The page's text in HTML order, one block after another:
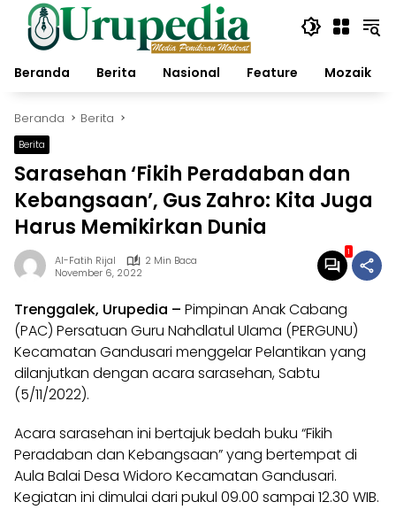
Langsung
konten
Beranda
Berita Nasional Feature Mozaik
Beranda Berita
Berita
Sarasehan ‘Fikih Peradaban dan
Kebangsaan’, Gus Zahro: Kita Juga
Harus Memikirkan Dunia
Al-Fatih Rijal
2 Min Baca
November 6, 2022
1
Trenggalek, Urupedia – Pimpinan Anak Cabang
(PAC) Persatuan Guru Nahdlatul Ulama (PERGUNU)
Kecamatan Gandusari menggelar Pelantikan yang
dilanjutkan dengan acara sarasehan, Sabtu
(5/11/2022).
Acara sarasehan ini bertajukbedah buku “Fikih
Peradaban dan Kebangsaan” yang bertempat di
Aula Balai Desa Widoro Kecamatan Gandusari.
Kegiatan ini dimulai dari pukul 09.00 sampai 12.30 WIB.